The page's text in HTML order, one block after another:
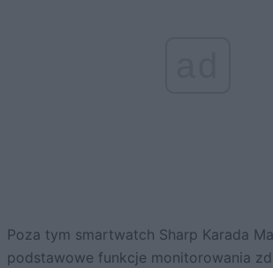
Poza tym smartwatch Sharp Karada
podstawowe funkcje monitorowania